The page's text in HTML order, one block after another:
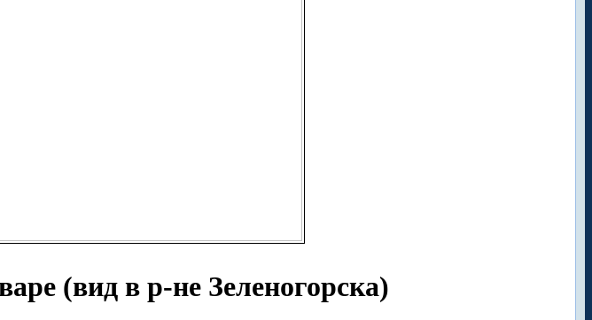
(вид в р-не Зеленогорска)